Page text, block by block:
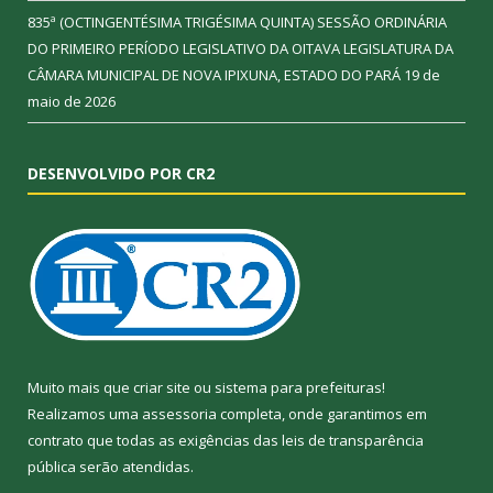
835ª (OCTINGENTÉSIMA TRIGÉSIMA QUINTA) SESSÃO ORDINÁRIA
DO PRIMEIRO PERÍODO LEGISLATIVO DA OITAVA LEGISLATURA DA
CÂMARA MUNICIPAL DE NOVA IPIXUNA, ESTADO DO PARÁ 19 de
maio de 2026
DESENVOLVIDO POR CR2
Muito mais que criar site ou sistema para prefeituras!
Realizamos uma assessoria completa, onde garantimos em
contrato que todas as exigências das leis de transparência
pública serão atendidas.